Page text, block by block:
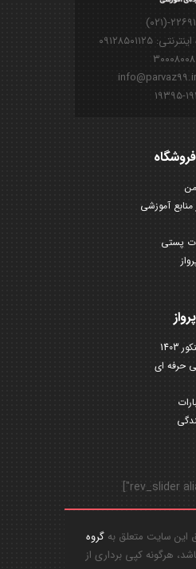
۰۹۱۲۸۵۰۱۱۲۵
آموزشی
پستی
حرفه ای
گروه
هرگونه کپی برداری از